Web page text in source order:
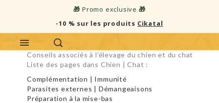
🎁 Promo exclusive 🎁
-10 % sur les produits Cikatal
Conseils associés à l'élevage du chien et du chat
Liste des pages dans Chien | Chat :
Complémentation | Immunité
Parasites externes | Démangeaisons
Préparation à la mise-bas